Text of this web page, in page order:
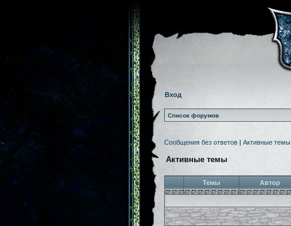
Вход
Список форумов
Сообщения без ответов | Активные темы
Активные темы
Темы Автор